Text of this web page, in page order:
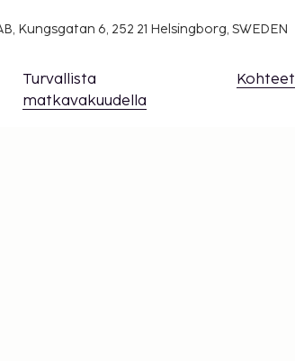
Kungsgatan 6, 252 21 Helsingborg, SWEDEN
Turvallista
matkavakuudella
Kohteet